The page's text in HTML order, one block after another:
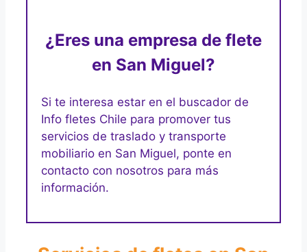
¿Eres una empresa de flete
en San Miguel?
Si te interesa estar en el buscador de
Info fletes Chile para promover tus
servicios de traslado y transporte
mobiliario en San Miguel, ponte en
contacto con nosotros para más
información.